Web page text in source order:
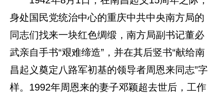
身处国民党统治中心的重庆中共中央南方局的
同志们找来一块红色绸缎，南方局副书记董必
武亲自手书“艰难缔造”，并在其后竖书“献给南
昌起义奠定八路军初基的领导者周恩来同志”字
样。1992年周恩来的妻子邓颖超去世后，工作